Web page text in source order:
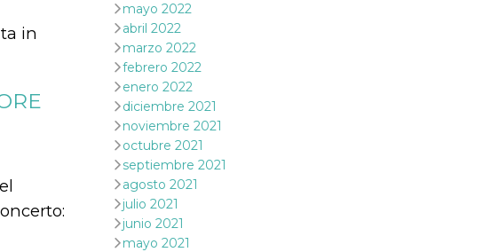
in
mayo 2022
abril 2022
marzo 2022
febrero 2022
enero 2022
diciembre 2021
noviembre 2021
octubre 2021
septiembre 2021
agosto 2021
julio 2021
junio 2021
mayo 2021